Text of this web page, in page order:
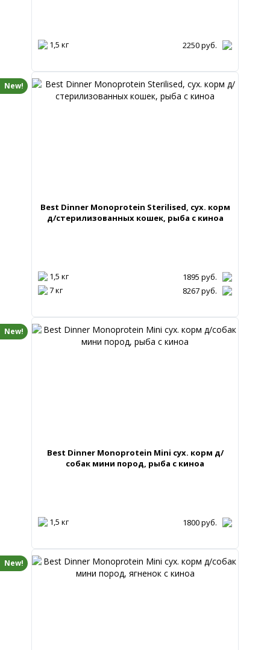
1,5 кг 2250руб.
New!
Best Dinner Monoprotein Sterilised, сух. корм
д/стерилизованных кошек, рыба с киноа
1,5 кг 1895 руб.
7 кг
8267руб.
New!
Best Dinner Monoprotein Mini сух. корм д/
собак мини пород, рыба с киноа
1,5 кг 1800руб.
New!